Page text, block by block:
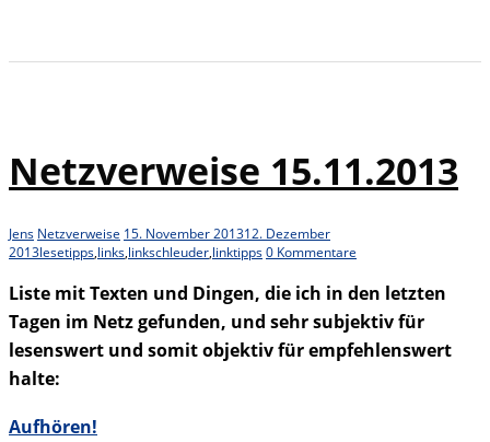
Netzverweise 15.11.2013
Jens Netzverweise 15. November 201312. Dezember
2013lesetipps,links,linkschleuder,linktipps0 Kommentare
Liste mit Texten und Dingen, die ich in den letzten
Tagen im Netz gefunden, und sehr subjektiv für
lesenswert und somit objektiv für empfehlenswert
halte:
Aufhören!